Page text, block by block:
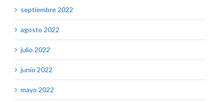
septiembre 2022
agosto 2022
julio 2022
junio 2022
mayo 2022